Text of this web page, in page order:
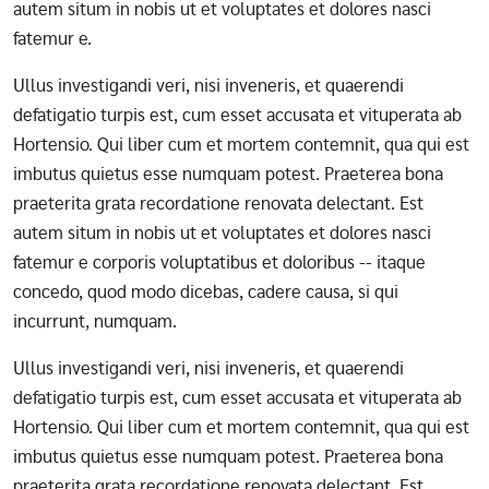
autem situm in nobis ut et voluptates et dolores nasci
fatemur e.
Ullus investigandi veri, nisi inveneris, et quaerendi
defatigatio turpis est, cum esset accusata et vituperata ab
Hortensio. Qui liber cum et mortem contemnit, qua qui est
imbutus quietus esse numquam potest. Praeterea bona
praeterita grata recordatione renovata delectant. Est
autem situm in nobis ut et voluptates et dolores nasci
fatemur e corporis voluptatibus et doloribus -- itaque
concedo, quod modo dicebas, cadere causa, si qui
incurrunt, numquam.
Ullus investigandi veri, nisi inveneris, et quaerendi
defatigatio turpis est, cum esset accusata et vituperata ab
Hortensio. Qui liber cum et mortem contemnit, qua qui est
imbutus quietus esse numquam potest. Praeterea bona